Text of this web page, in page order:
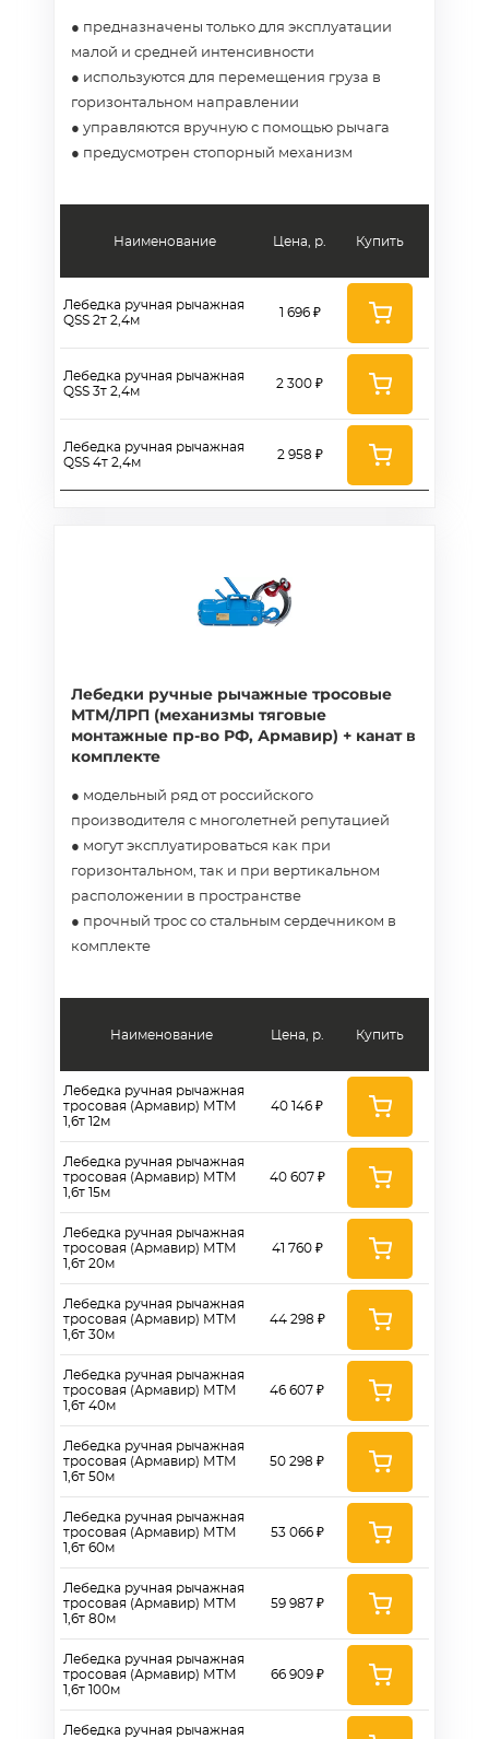
● предназначены только для эксплуатации
малой и средней интенсивности
● используются для перемещения груза в
горизонтальном направлении
● управляются вручную с помощью рычага
● предусмотрен стопорный механизм
Наименование
Лебедка ручная рычажная
QSS 2т 2,4м
Лебедка ручная рычажная
QSS 3т 2,4м
Лебедка ручная рычажная
QSS 4т 2,4м
Цена, р.
1 696 ₽
2 300 ₽
2 958 ₽
Купить
Лебедки ручные рычажные тросовые
МТМ/ЛРП (механизмы тяговые
монтажные пр-во РФ, Армавир) + канат в
комплекте
● модельный ряд от российского
производителя с многолетней репутацией
● могут эксплуатироваться как при
горизонтальном, так и при вертикальном
расположении в пространстве
● прочный трос со стальным сердечником в
комплекте
Наименование
Лебедка ручная рычажная
тросовая (Армавир) МТМ
1,6т 12м
Лебедка ручная рычажная
тросовая (Армавир) МТМ
1,6т 15м
Лебедка ручная рычажная
тросовая (Армавир) МТМ
1,6т 20м
Лебедка ручная рычажная
тросовая (Армавир) МТМ
1,6т 30м
Лебедка ручная рычажная
тросовая (Армавир) МТМ
1,6т 40м
Лебедка ручная рычажная
тросовая (Армавир) МТМ
1,6т 50м
Лебедка ручная рычажная
тросовая (Армавир) МТМ
1,6т 60м
Лебедка ручная рычажная
тросовая (Армавир) МТМ
1,6т 80м
Лебедка ручная рычажная
тросовая (Армавир) МТМ
1,6т 100м
Лебедка ручная рычажная
Цена, р.
40 146 ₽
40 607 ₽
41 760 ₽
44 298 ₽
46 607 ₽
50 298 ₽
53 066 ₽
59 987 ₽
66 909 ₽
Купить